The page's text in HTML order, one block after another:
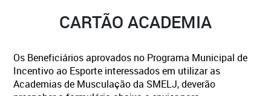
CARTÃO ACADEMIA
Os Beneficiários aprovados no Programa Municipal de
Incentivo ao Esporte interessados em utilizar as
Academias de Musculação da SMELJ, deverão